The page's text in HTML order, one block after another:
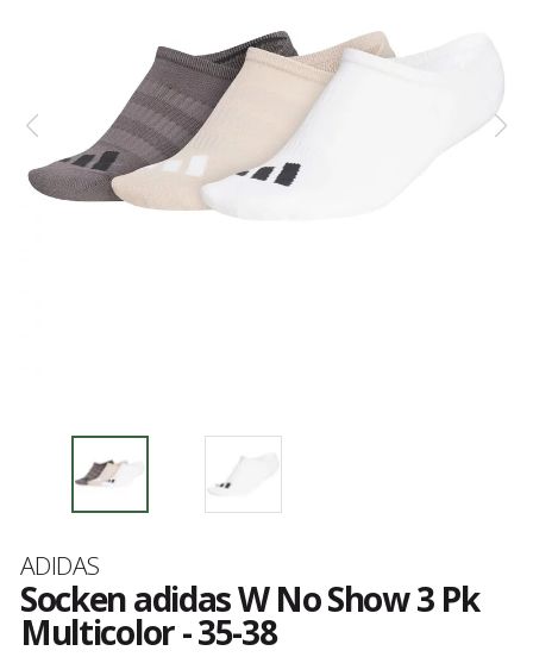
Marke
ADIDAS
Socken adidas W No Show 3 Pk
Multicolor - 35-38